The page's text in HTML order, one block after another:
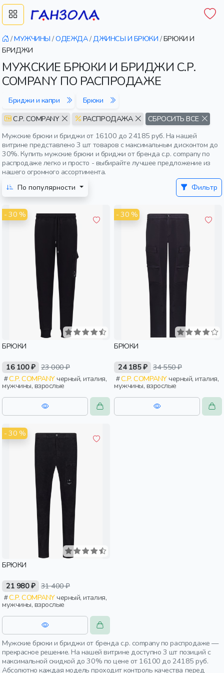
/МУЖЧИНЫ /ОДЕЖДА/ДЖИНСЫ И БРЮКИ /БРЮКИ И
БРИДЖИ
МУЖСКИЕ БРЮКИ И БРИДЖИ C.P.
COMPANY ПО РАСПРОДАЖЕ
Бриджи и капри
Брюки
C.P. COMPANY
РАСПРОДАЖА
СБРОСИТЬ ВСЕ
Мужские брюки и бриджи от 16100 до 24185 руб. На нашей
витрине представлено 3 шт товаров с максимальным дисконтом до
30%. Купить мужские брюки и бриджи от бренда c.p. company по
распродаже легко и просто - выбирайте лучшее предложение из
нашего огромного ассортимента.
По популярности
Фильтр
- 30 %
БРЮКИ
16 100 ₽ 23 000 ₽
C.P. COMPANYчерный, италия,
мужчины, взрослые
- 30 %
БРЮКИ
24 185 ₽ 34 550 ₽
C.P. COMPANYчерный, италия,
мужчины, взрослые
- 30 %
БРЮКИ
21 980 ₽ 31 400 ₽
C.P. COMPANYчерный, италия,
мужчины, взрослые
Мужские брюки и бриджи от бренда c.p. company по распродаже —
прекрасное решение. На нашей витрине доступно 3 шт позиций с
максимальной скидкой до 30% по цене от 16100 до 24185 руб.
Абсолютно каждая модель проходит контроль качества перед